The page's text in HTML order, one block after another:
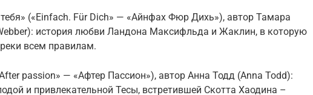
(«Einfach. Für Dich» — «Айнфах Фюр Дихь»), автор Тамара
история любви Ландона Максифльда и Жаклин, в которую
всем правилам.
passion» — «Афтер Пассион»), автор Анна Тодд (Anna Todd):
и привлекательной Тесы, встретившей Скотта Хаодина –